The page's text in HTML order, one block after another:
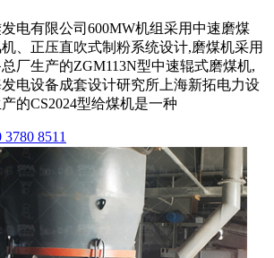
电有限公司600MW机组采用中速磨煤
、正压直吹式制粉系统设计,磨煤机采用
厂生产的ZGM113N型中速辊式磨煤机,
电设备成套设计研究所上海新拓电力设
的CS2024型给煤机是一种
8511